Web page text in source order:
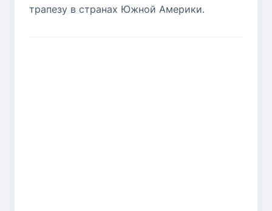
трапезу в странах Южной Америки.